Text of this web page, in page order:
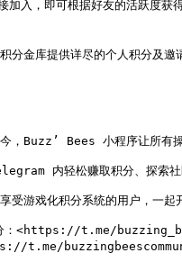
，即可根据好友的活跃度获
金库提供详尽的个人积分及邀
，Buzz’ Bees 小程序让所有
内轻松赚取积分、探索社
游戏化积分系统的用户，一起
分：<https://t.me/